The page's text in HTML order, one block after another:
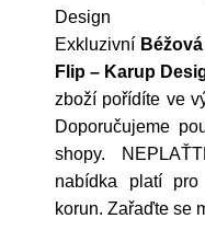
Design
Exkluzivní
Flip – Karup
zboží pořídíte ve
Doporučujeme
shopy.
nabídka platí
korun. Zařaďte se